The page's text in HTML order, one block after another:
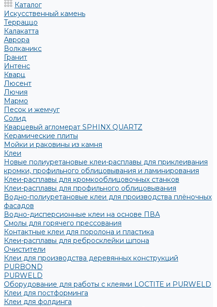
Каталог
Искусственный камень
Терраццо
Калакатта
Аврора
Волканикс
Гранит
Интенс
Кварц
Люсент
Лючия
Мармо
Песок и жемчуг
Солид
Кварцевый агломерат SPHINX QUARTZ
Керамические плиты
Мойки и раковины из камня
Клеи
Новые полиуретановые клеи-расплавы для приклеивания
кромки, профильного облицовывания и ламинирования
Клеи-расплавы для кромкооблицовочных станков
Клеи-расплавы для профильного облицовывания
Водно-полиуретановые клеи для производства плёночных
фасадов
Водно-дисперсионные клеи на основе ПВА
Смолы для горячего прессования
Контактные клеи для поролона и пластика
Клеи-расплавы для ребросклейки шпона
Очистители
Клеи для производства деревянных конструкций
PURBOND
PURWELD
Оборудование для работы с клеями LOCTITE и PURWELD
Клеи для постформинга
Клеи для фолдинга